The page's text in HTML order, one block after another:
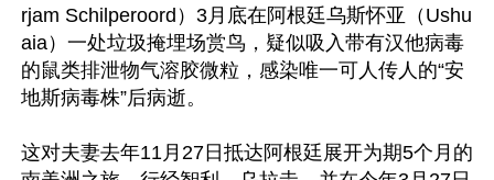
rjam Schilperoord）3月底在阿根廷乌斯怀亚（Ushu
aia）一处垃圾掩埋场赏鸟，疑似吸入带有汉他病毒
的鼠类排泄物气溶胶微粒，感染唯一可人传人的“安
地斯病毒株”后病逝。
这对夫妻去年11月27日抵达阿根廷展开为期5个月的